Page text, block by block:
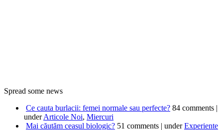
Spread some news
Ce cauta burlacii: femei normale sau perfecte? 84 comments |
underArticole Noi, Miercuri
Mai căutăm ceasul biologic? 51 comments | underExperiente